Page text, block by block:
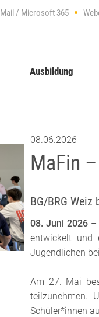
Mail / Microsoft 365
Ausbildung
08.06.2026
MaFin
BG/BRG
08. Juni 2026 –
entwickelt und
Jugendlichen
Am 27. Mai
teilzunehmen.
Schüler*innen